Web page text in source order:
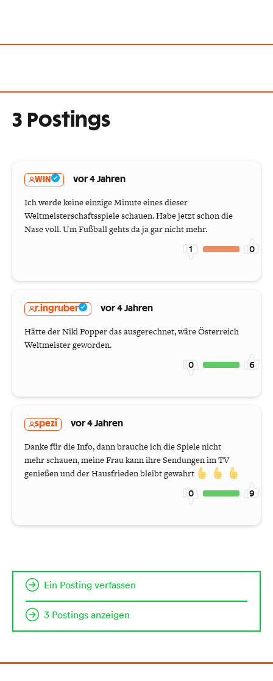
3 Postings
WIN vor 4 Jahren
Ich werde keine einzige Minute eines dieser
Weltmeisterschaftsspiele schauen. Habe jetzt schon die
Nase voll. Um Fußball gehts da ja gar nicht mehr.
1 0
r.ingruber vor 4 Jahren
Hätte der Niki Popper das ausgerechnet, wäre Österreich
Weltmeister geworden.
0 6
spezi vor 4 Jahren
Danke für die Info, dann brauche ich die Spiele nicht
mehr schauen, meine Frau kann ihre Sendungen im TV
genießen und der Hausfrieden bleibt gewahrt
0 9
Ein Posting verfassen
3 Postings anzeigen